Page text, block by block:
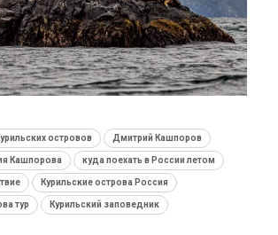
островов Дмитрий Кашпоров
Кашпорова куда поехать в России летом
Курильские острова Россия
тур Курильский заповедник